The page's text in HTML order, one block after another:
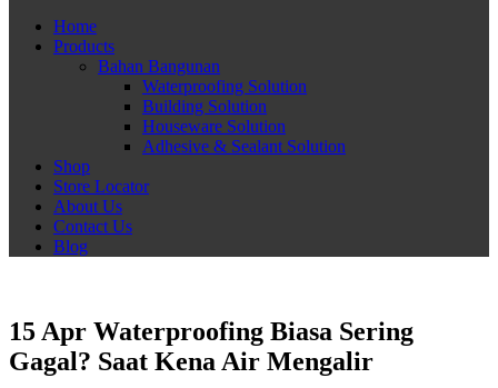
Home
Products
Bahan Bangunan
Waterproofing Solution
Building Solution
Houseware Solution
Adhesive & Sealant Solution
Shop
Store Locator
About Us
Contact Us
Blog
15 Apr Waterproofing Biasa Sering
Gagal? Saat Kena Air Mengalir